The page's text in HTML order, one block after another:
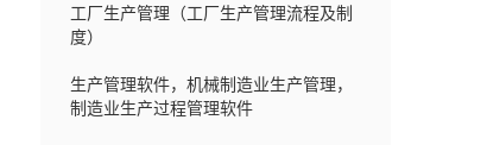
工厂生产管理（工厂生产管理流程及制
度）
生产管理软件，机械制造业生产管理，
制造业生产过程管理软件